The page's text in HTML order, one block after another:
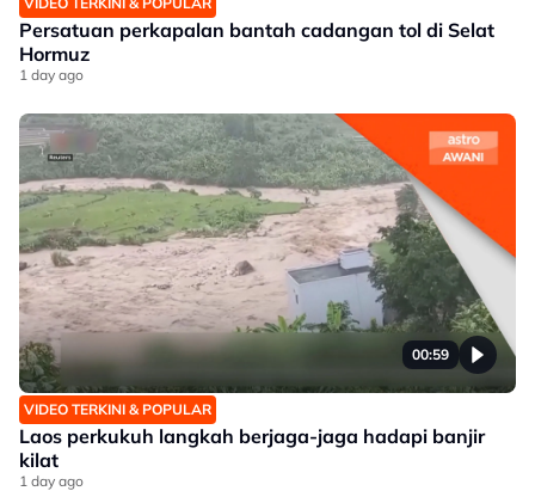
Persatuan perkapalan bantah cadangan tol di Selat
Hormuz
1 day ago
00:59
VIDEO TERKINI & POPULAR
Laos perkukuh langkah berjaga-jaga hadapi banjir
kilat
1 day ago